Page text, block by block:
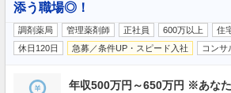
添う職場◎！
調剤薬局 管理薬剤師 正社員 600万以上
住
休日120日
急募／条件UP・スピード入社 コンサ
年収500万円～650万円 ※あな